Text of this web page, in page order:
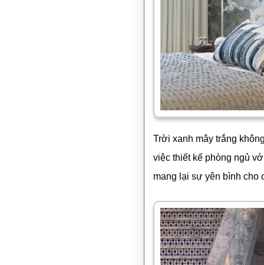
Trời xanh mây trắng
việc thiết kế phòng ngủ
mang lại sự yên bình cho